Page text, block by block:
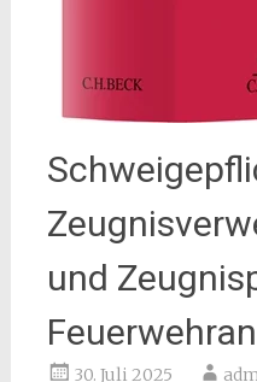
und
30. Juli 2025